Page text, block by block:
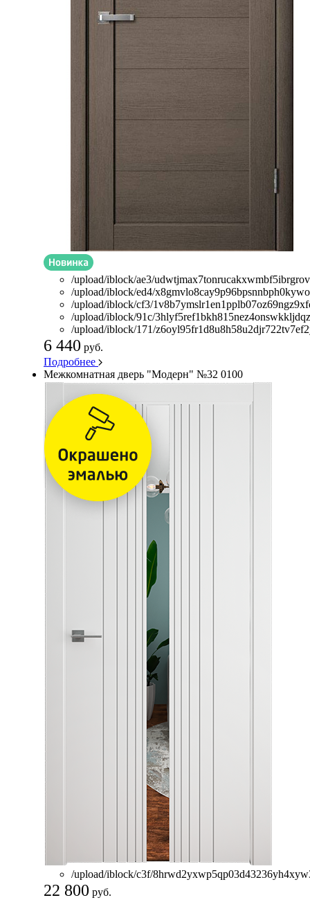
/upload/iblock/ae3/
/upload/iblock/ed4/
/upload/iblock/cf3/
/upload/iblock/91c/
/upload/iblock/171/
6 440 руб.
Подробнее
Межкомнатная дверь "Модерн" №32 0100
/upload/iblock/c3f/
22 800 руб.